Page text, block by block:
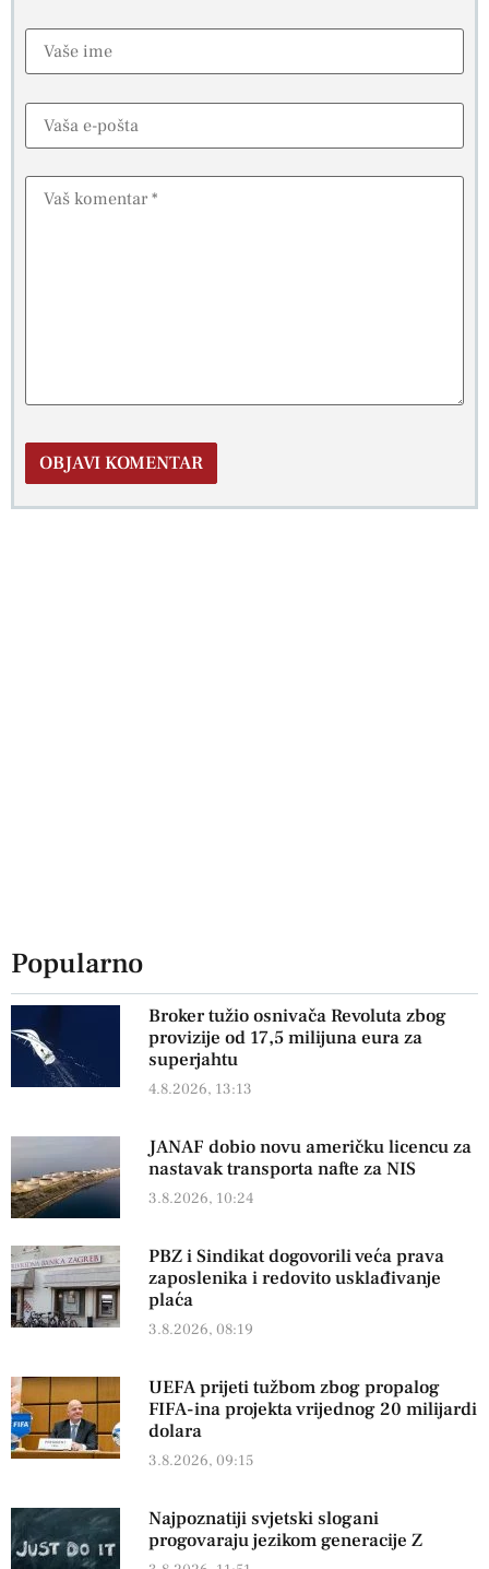
Popularno
Broker tužio osnivača Revoluta zbog
provizije od 17,5 milijuna eura za
superjahtu
4.8.2026, 13:13
JANAF dobio novu američku licencu za
nastavak transporta nafte za NIS
3.8.2026, 10:24
PBZ i Sindikat dogovorili veća prava
zaposlenika i redovito usklađivanje
plaća
3.8.2026, 08:19
UEFA prijeti tužbom zbog propalog
FIFA-ina projekta vrijednog 20 milijardi
dolara
3.8.2026, 09:15
Najpoznatiji svjetski slogani
progovaraju jezikom generacije Z